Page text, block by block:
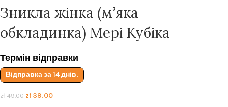
Зникла жінка (м’яка
обкладинка) Мері Кубіка
Термін відправки
Відправка за 14 днів.
zł49.00 zł 39.00